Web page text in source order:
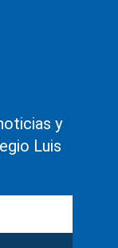
y
Luis